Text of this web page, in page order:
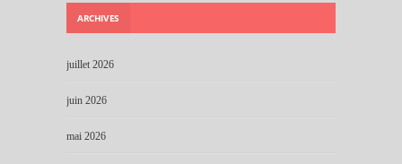
ARCHIVES
juillet 2026
juin 2026
mai 2026